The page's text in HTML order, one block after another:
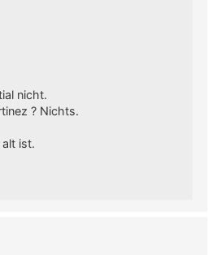
nicht.
? Nichts.
ist.